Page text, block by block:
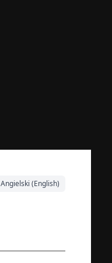
Angielski (English)